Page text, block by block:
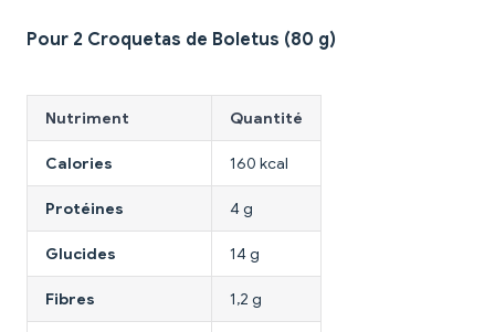
Pour 2 Croquetas de Boletus (80 g)
Nutriment Quantité
Calories 160 kcal
Protéines 4 g
Glucides 14 g
Fibres 1,2 g